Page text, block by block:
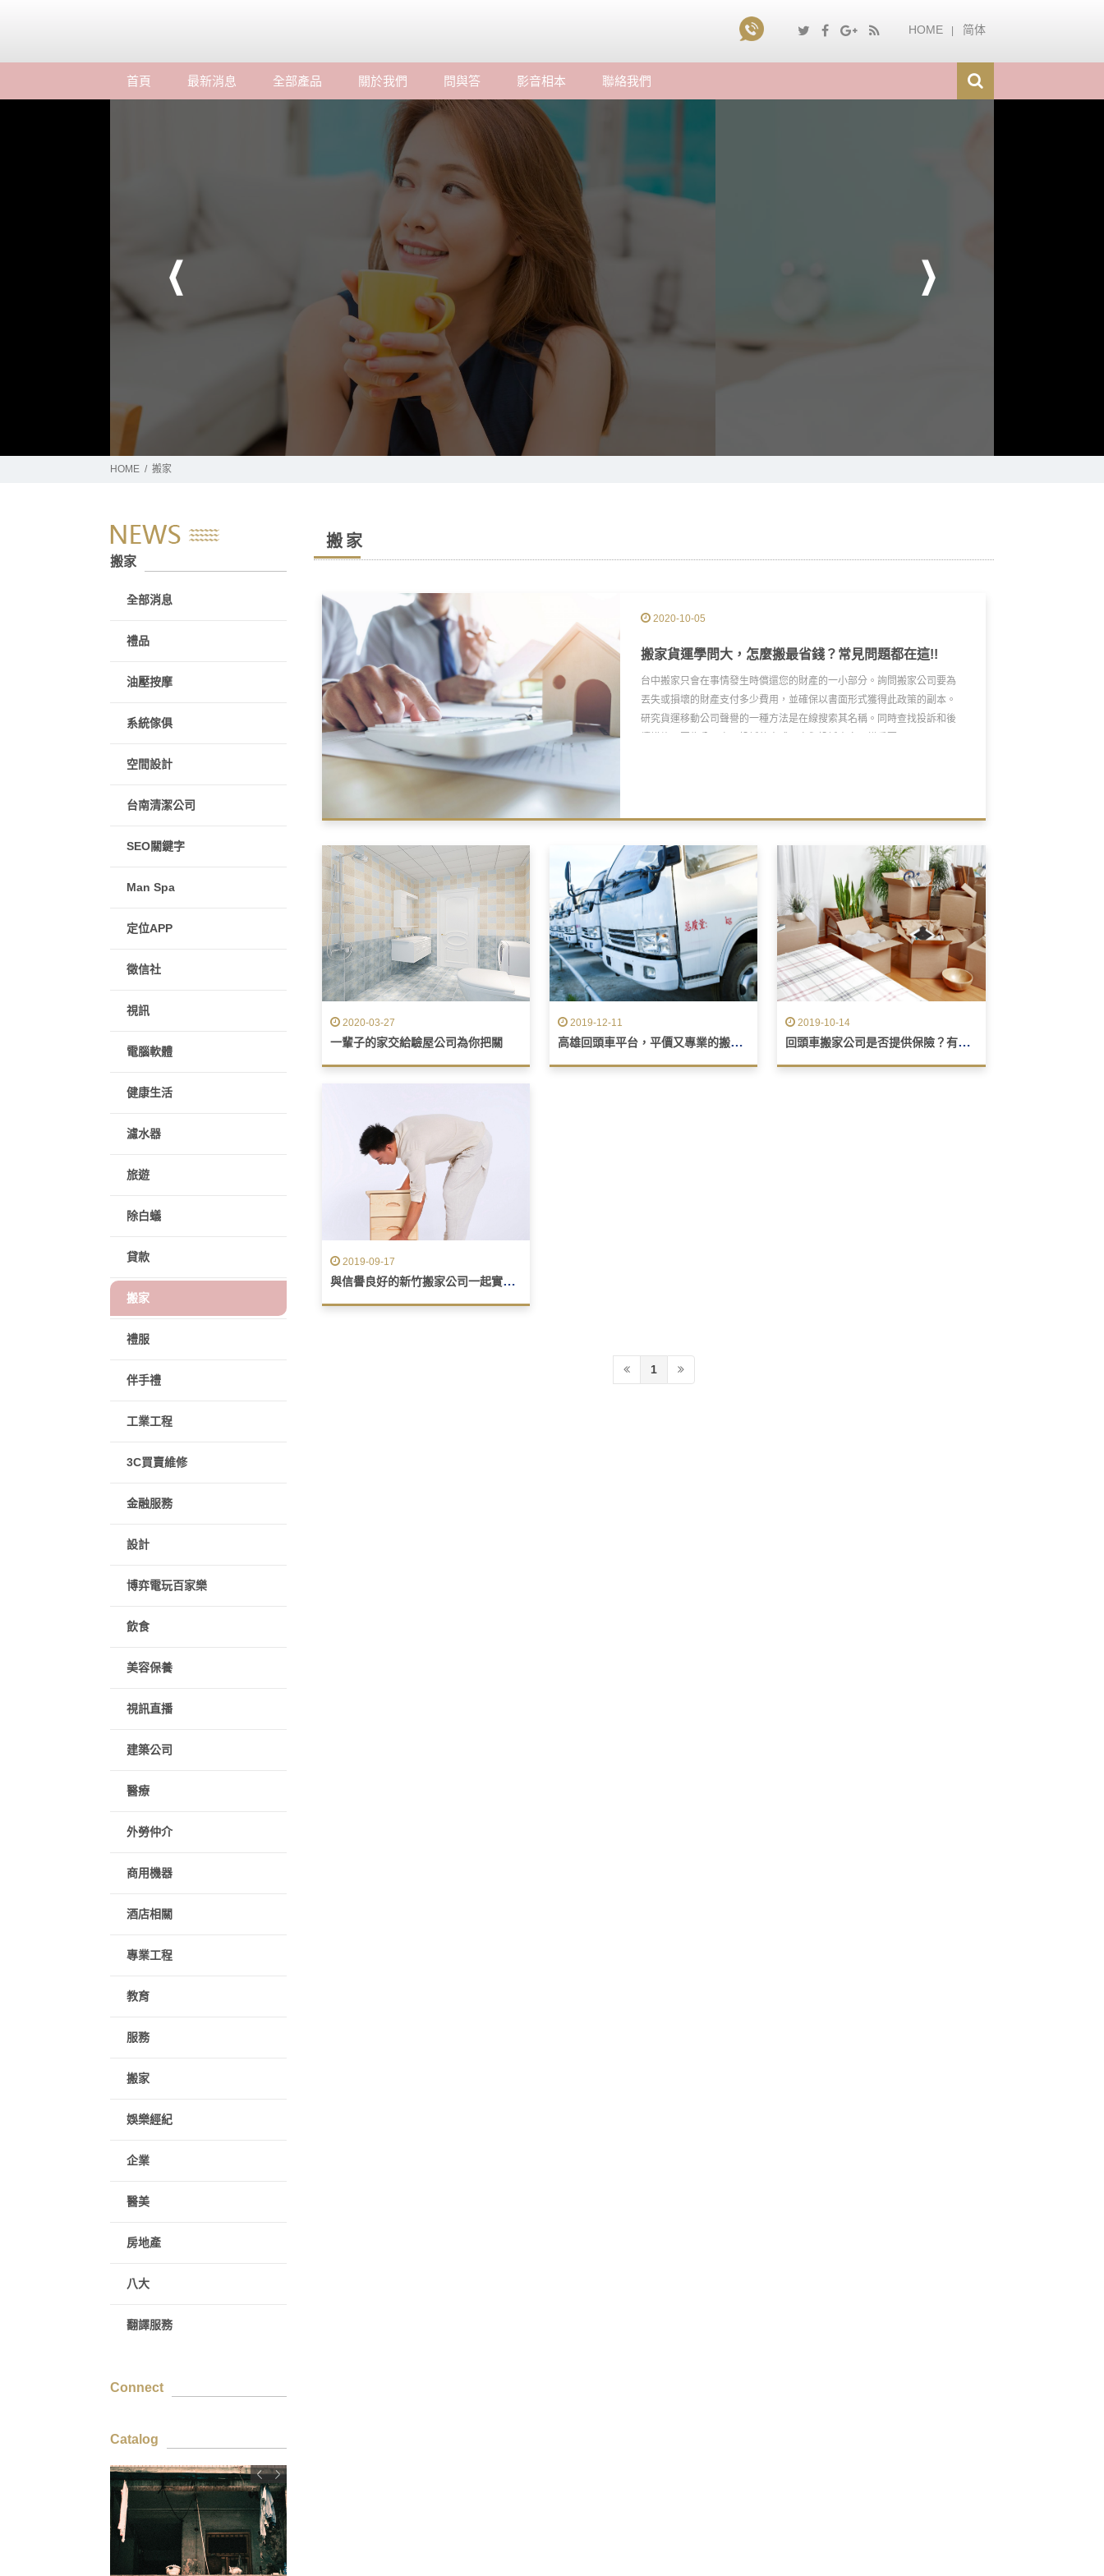
HOME 简体
首頁 最新消息 全部產品 關於我們 問與答 影音相本 聯絡我們
HOME 搬家
搬家
2020-10-05
搬家貨運學問大，怎麼搬最省錢？常見問題都在這!!
台中搬家只會在事情發生時償還您的財產的一小部分。詢問搬家公司要為
丟失或損壞的財產支付多少費用，並確保以書面形式獲得此政策的副本。
研究貨運移動公司聲譽的一種方法是在線搜索其名稱。同時查找投訴和後
2020-03-27
一輩子的家交給驗屋公司為你把關
2019-12-11
高雄回頭車平台，平價又專業的搬家公司
2019-10-14
回頭車搬家公司是否提供保險？有免賠額嗎？
2019-09-17
與信譽良好的新竹搬家公司一起實現無壓力的行動
1
搬家
全部消息
禮品
油壓按摩
系統傢俱
空間設計
台南清潔公司
SEO關鍵字
Man Spa
定位APP
徵信社
視訊
電腦軟體
健康生活
濾水器
旅遊
除白蟻
貸款
搬家
禮服
伴手禮
工業工程
3C買賣維修
金融服務
設計
博弈電玩百家樂
飲食
美容保養
視訊直播
建築公司
醫療
外勞仲介
商用機器
酒店相關
專業工程
教育
服務
搬家
娛樂經紀
企業
醫美
房地產
八大
翻譯服務
Connect
Catalog